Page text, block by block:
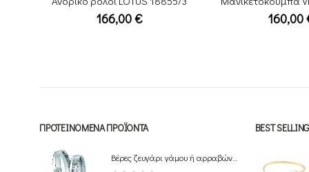
160,00€ 145,00
ΠΡΟΤΕΙΝΌΜΕΝΑ ΠΡΟΪΌΝΤΑ BEST